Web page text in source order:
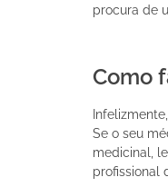
procura de
Como
Se o seu
medicinal,
profissional